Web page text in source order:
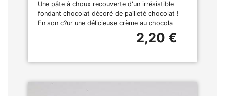
Une pâte à choux recouverte d'un irrésistible
fondant chocolat décoré de pailleté chocolat !
En son c?ur une délicieuse crème au chocola
2,20 €